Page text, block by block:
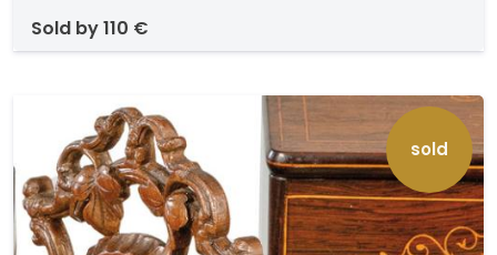
sold by110 €
sold